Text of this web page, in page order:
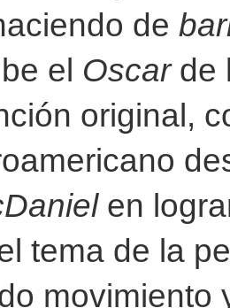
de
el Oscarde
original,
en
tema de la
movimiento